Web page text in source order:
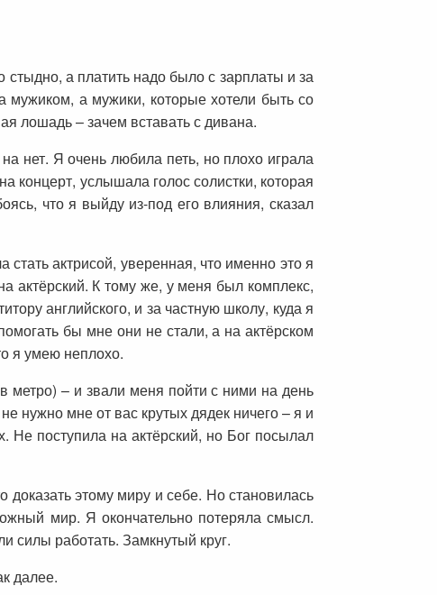
а платить надо было с зарплаты и за
мужиком, а мужики, которые хотели быть со
лошадь – зачем вставать с дивана.
нет. Я очень любила петь, но плохо играла
концерт, услышала голос солистки, которая
что я выйду из-под его влияния, сказал
актрисой, уверенная, что именно это я
актёрский. К тому же, у меня был комплекс,
английского, и за частную школу, куда я
бы мне они не стали, а на актёрском
я умею неплохо.
– и звали меня пойти с ними на день
нужно мне от вас крутых дядек ничего – я и
поступила на актёрский, но Бог посылал
этому миру и себе. Но становилась
мир. Я окончательно потеряла смысл.
силы работать. Замкнутый круг.
далее.